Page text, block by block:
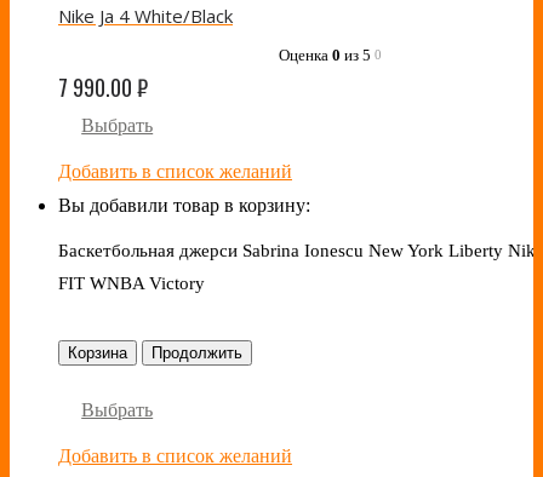
Nike Ja 4 White/Black
Оценка 0 из 5 0
7 990.00₽
Выбрать
Добавить в список желаний
Вы добавили товар в корзину:
Баскетбольная джерси Sabrina Ionescu New York Liberty
FIT WNBA Victory
Корзина Продолжить
Выбрать
Добавить в список желаний